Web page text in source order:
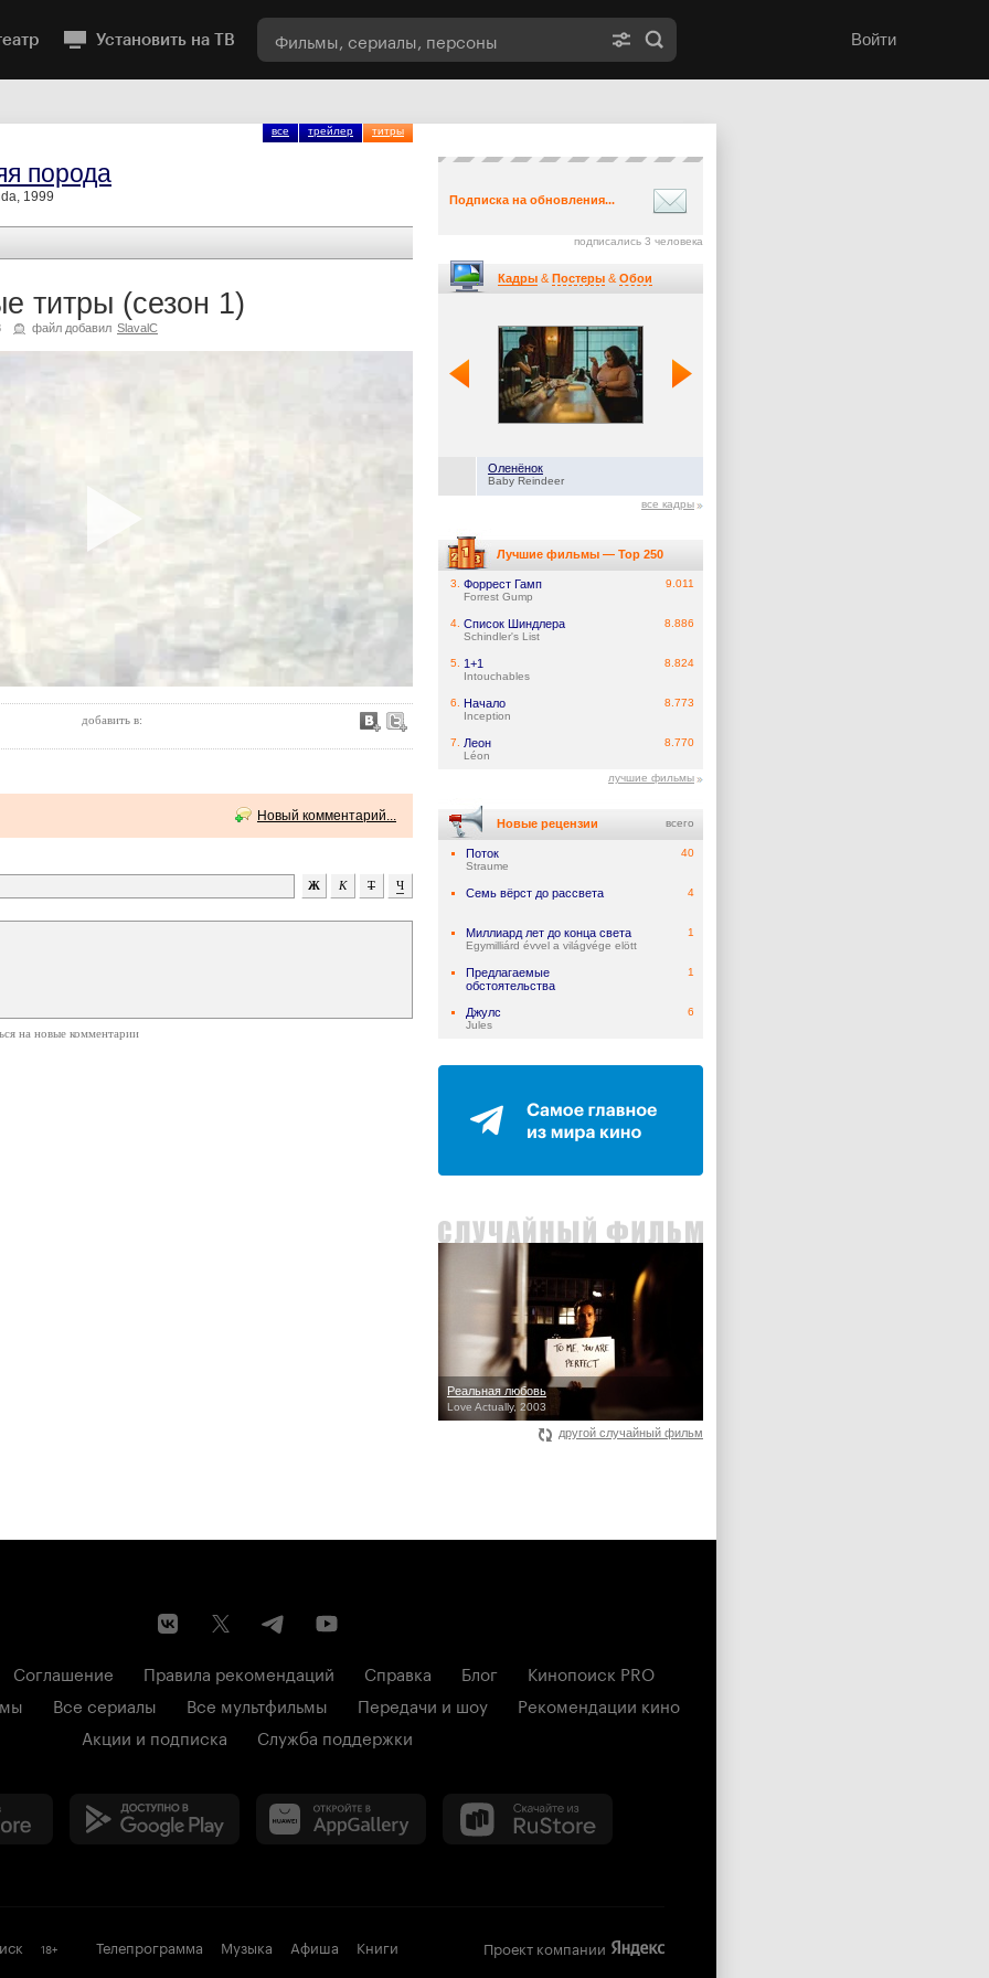
Установить на ТВ Войти
все трейлер титры
порода
1999
титры (сезон 1)
файл добавил SlavalC
добавить в:
Новый комментарий...
на новые комментарии
Подписка на обновления...
подписались 3 человека
Кадры & Постеры & Обои
Оленёнок
Baby Reindeer
все кадры
Лучшие фильмы — Top 250
3. Форрест Гамп
Forrest Gump
9.011
4. Список Шиндлера
Schindler's List
8.886
5. 1+1
Intouchables
8.824
6. Начало
Inception
8.773
7. Леон
Léon
8.770
лучшие фильмы
Новые рецензии всего
Поток
Straume
40
Семь вёрст до рассвета 4
Миллиард лет до конца света
Egymilliárd évvel a világvége elött
1
Предлагаемые
обстоятельства
1
Джулс
Jules
6
Реальная любовь
Love Actually, 2003
другой случайный фильм
Соглашение Правила рекомендаций Справка Блог
Кинопоиск PRO
Все сериалы Все мультфильмы Передачи и шоу
Рекомендации кино
Акции и подписка
Служба поддержки
18+ Телепрограмма Музыка Афиша Книги Проект компании